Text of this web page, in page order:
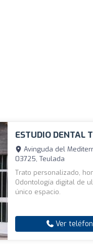
ESTUDIO DENTAL
Avinguda del
03725, Teulada
Trato personalizado,
Odontología digital de
único espacio.
Ver